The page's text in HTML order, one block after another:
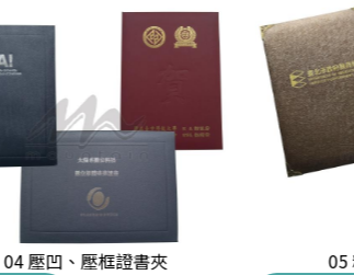
04 壓凹、壓框證書夾 05